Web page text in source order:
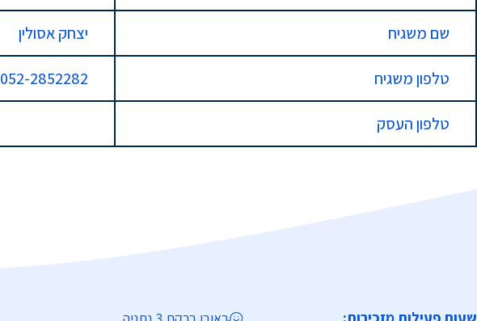
שם משגיח יצחק אסולין
טלפון משגיח 052-2852282
טלפון העסק